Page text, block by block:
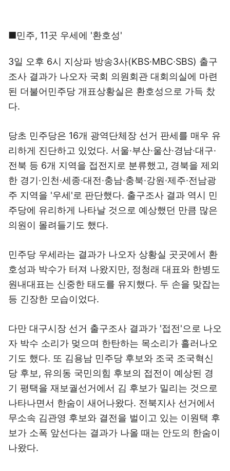
■민주, 11곳 우세에 '환호성'
3일 오후 6시 지상파 방송3사(KBS·MBC·SBS) 출구
조사 결과가 나오자 국회 의원회관 대회의실에 마련
된 더불어민주당 개표상황실은 환호성으로 가득 찼
다.
당초 민주당은 16개 광역단체장 선거 판세를 매우 유
리하게 진단하고 있었다. 서울·부산·울산·경남·대구·
전북 등 6개 지역을 접전지로 분류했고, 경북을 제외
한 경기·인천·세종·대전·충남·충북·강원·제주·전남광
주 지역을 '우세'로 판단했다. 출구조사 결과 역시 민
주당에 유리하게 나타날 것으로 예상했던 만큼 많은
의원이 몰려들기도 했다.
민주당 우세라는 결과가 나오자 상황실 곳곳에서 환
호성과 박수가 터져 나왔지만, 정청래 대표와 한병도
원내대표는 신중한 태도를 유지했다. 두 손을 맞잡는
등 긴장한 모습이었다.
다만 대구시장 선거 출구조사 결과가 '접전'으로 나오
자 박수 소리가 멎으며 한탄하는 목소리가 흘러나오
기도 했다. 또 김용남 민주당 후보와 조국 조국혁신
당 후보, 유의동 국민의힘 후보의 접전이 예상된 경
기 평택을 재보궐선거에서 김 후보가 밀리는 것으로
나타나면서 한숨이 새어나왔다. 전북지사 선거에서
무소속 김관영 후보와 결전을 벌이고 있는 이원택 후
보가 소폭 앞선다는 결과가 나올 때는 안도의 한숨이
나왔다.